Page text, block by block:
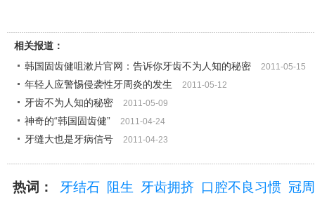
相关报道：
韩国固齿健咀漱片官网：告诉你牙齿不为人知的秘密
2011-05-15
年轻人应警惕侵袭性牙周炎的发生 2011-05-12
牙齿不为人知的秘密 2011-05-09
神奇的“韩国固齿健” 2011-04-24
牙缝大也是牙病信号 2011-04-23
热词： 牙结石 阻生 牙齿拥挤 口腔不良习惯 冠